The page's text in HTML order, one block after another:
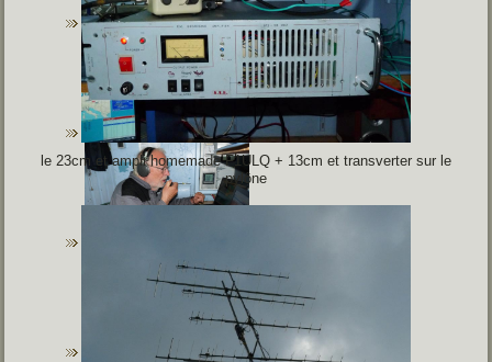
le 23cm et ampli homemade F1ULQ + 13cm et transverter sur le
pylône